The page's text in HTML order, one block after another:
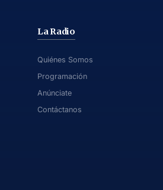
La Radio
Quiénes Somos
Programación
Anúnciate
Contáctanos